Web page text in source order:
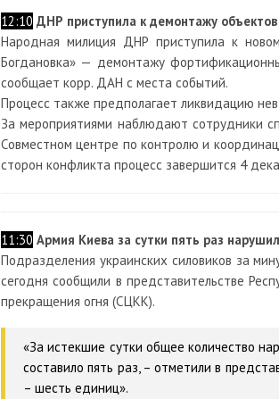
12:10 ДНР приступила к демонтажу объектов
Народная милиция ДНР приступила к
Богдановка» — демонтажу
сообщает корр. ДАН с места событий.
Процесс также предполагает ликвидацию
За мероприятиями наблюдают сотрудники
Совместном центре по контролю и
сторон конфликта процесс завершится 4
11:30 Армия Киева за сутки пять раз
Подразделения украинских силовиков за
сегодня сообщили в представительстве
прекращения огня (СЦКК).
«За истекшие сутки общее количество
составило пять раз, – отметили в
– шесть единиц».